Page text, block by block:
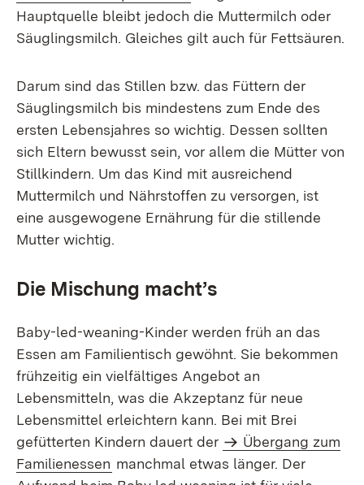
Hauptquelle bleibt jedoch die Muttermilch oder
Säuglingsmilch. Gleiches gilt auch für Fettsäuren.
Darum sind das Stillen bzw. das Füttern der
Säuglingsmilch bis mindestens zum Ende des
ersten Lebensjahres so wichtig. Dessen sollten
sich Eltern bewusst sein, vor allem die Mütter von
Stillkindern. Um das Kind mit ausreichend
Muttermilch und Nährstoffen zu versorgen, ist
eine ausgewogene Ernährung für die stillende
Mutter wichtig.
Die Mischung macht’s
Baby-led-weaning-Kinder werden früh an das
Essen am Familientisch gewöhnt. Sie bekommen
frühzeitig ein vielfältiges Angebot an
Lebensmitteln, was die Akzeptanz für neue
Lebensmittel erleichtern kann. Bei mit Brei
gefütterten Kindern dauert der
Übergang zum
Familienessen manchmal etwas länger. Der